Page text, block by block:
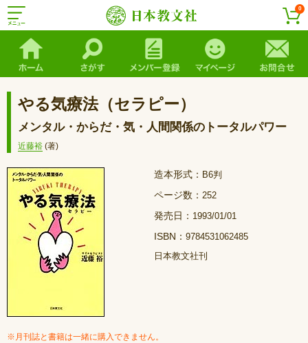
0
やる気療法（セラピー）
メンタル・からだ・気・人間関係のトータルパワー
近藤裕 (著)
造本形式： B6判
ページ数： 252
発売日： 1993/01/01
ISBN： 9784531062485
日本教文社刊
※月刊誌と書籍は一緒に購入できません。